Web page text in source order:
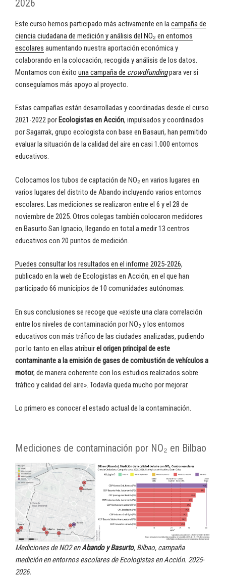
2026
Este curso hemos participado más activamente en lacampaña de
ciencia ciudadana de medición y análisis del NO₂ en entornos
escolares aumentando nuestra aportación económica y
colaborando en la colocación, recogida y análisis de los datos.
Montamos con éxito una campaña de crowdfundingpara ver si
conseguíamos más apoyo al proyecto.
Estas campañas están desarrolladas y coordinadas desde el curso
2021-2022 por Ecologistas en Acción, impulsados y coordinados
por Sagarrak, grupo ecologista con base en Basauri, han permitido
evaluar la situación de la calidad del aire en casi 1.000 entornos
educativos.
Colocamos los tubos de captación de NO₂ en varios lugares en
varios lugares del distrito de Abando incluyendo varios entornos
escolares. Las mediciones se realizaron entre el 6 y el 28 de
noviembre de 2025. Otros colegas también colocaron medidores
en Basurto San Ignacio, llegando en total a medir 13 centros
educativos con 20 puntos de medición.
Puedes consultar los resultados en el informe 2025-2026,
publicado en la web de Ecologistas en Acción, en el que han
participado 66 municipios de 10 comunidades autónomas.
En sus conclusiones se recoge que «existe una clara correlación
entre los niveles de contaminación por NO2 y los entornos
educativos con más tráfico de las ciudades analizadas, pudiendo
por lo tanto en ellas atribuirel origen principal de este
contaminante a la emisión de gases de combustión de vehículos a
motor, de manera coherente con los estudios realizados sobre
tráfico y calidad del aire». Todavía queda mucho por mejorar.
Lo primero es conocer el estado actual de la contaminación.
Mediciones de contaminación por NO₂ en Bilbao
Mediciones de NO2 enAbando y Basurto, Bilbao, campaña
medición en entornos escolares de Ecologistas en Acción. 2025-
2026.